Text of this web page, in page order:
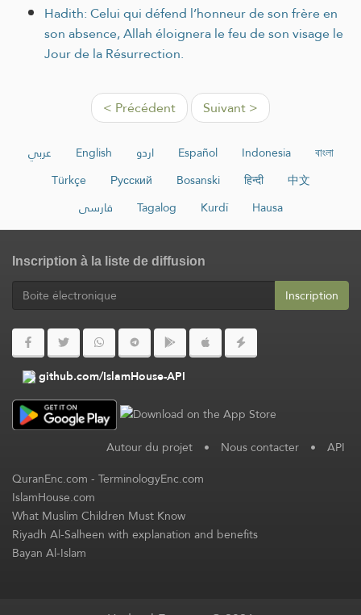
Hadith: Celui qui défend l’honneur de son frère en
son absence, Allah éloignera le feu de son visage le
Jour de la Résurrection.
< Précédent Suivant >
عربي English اردو Español Indonesia
বাংলা
Türkçe
Русский Bosanski हिन्दी
中文
فارسی
Tagalog Kurdî Hausa
Inscription à la liste de diffusion
Inscription
github.com/IslamHouse-API
Autour du projet • Nous contacter • API
QuranEnc.com-TerminologyEnc.com
IslamHouse.com
What Muslim Children Must Know
Riyadh Al-Salheen with explanation and benefits
Bayan Al-Islam